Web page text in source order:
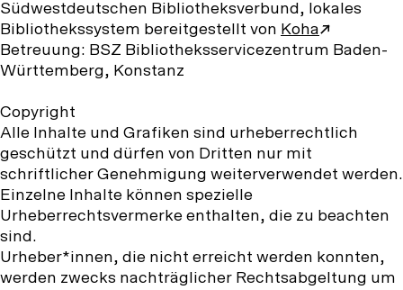
Südwestdeutschen Bibliotheksverbund, lokales
Bibliothekssystem bereitgestellt von Koha
Betreuung: BSZ Bibliotheksservicezentrum Baden-
Württemberg, Konstanz
Copyright
Alle Inhalte und Grafiken sind urheberrechtlich
geschützt und dürfen von Dritten nur mit
schriftlicher Genehmigung weiterverwendet werden.
Einzelne Inhalte können spezielle
Urheberrechtsvermerke enthalten, die zu beachten
sind.
Urheber*innen, die nicht erreicht werden konnten,
werden zwecks nachträglicher Rechtsabgeltung um